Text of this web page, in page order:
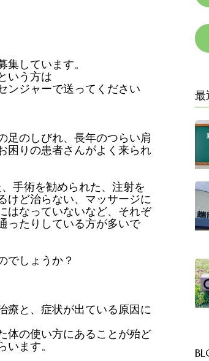
しています。
いう方は
ンジャーで送ってください
足のしびれ、長年のつらい肩
困りの患者さんがよく来られ
手術を勧められた、注射を
けど治らない、マッサージに
はなっていないなど、それぞ
ったりしている方が多いで
でしょうか？
療と、症状が出ている原因に
体の使い方にあることが殆ど
ます。
最